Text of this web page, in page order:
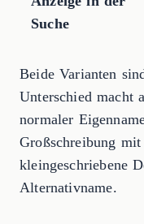
Suche
Beide Varianten
Unterschied macht
normaler
Großschreibung
kleingeschriebene
Alternativname.